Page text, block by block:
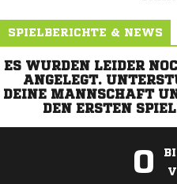
SPIELBERICHTE & NEWS
ES WURDEN LEIDER
ANGELEGT.
DEINE MANNSCHAFT
DEN ERSTEN
0